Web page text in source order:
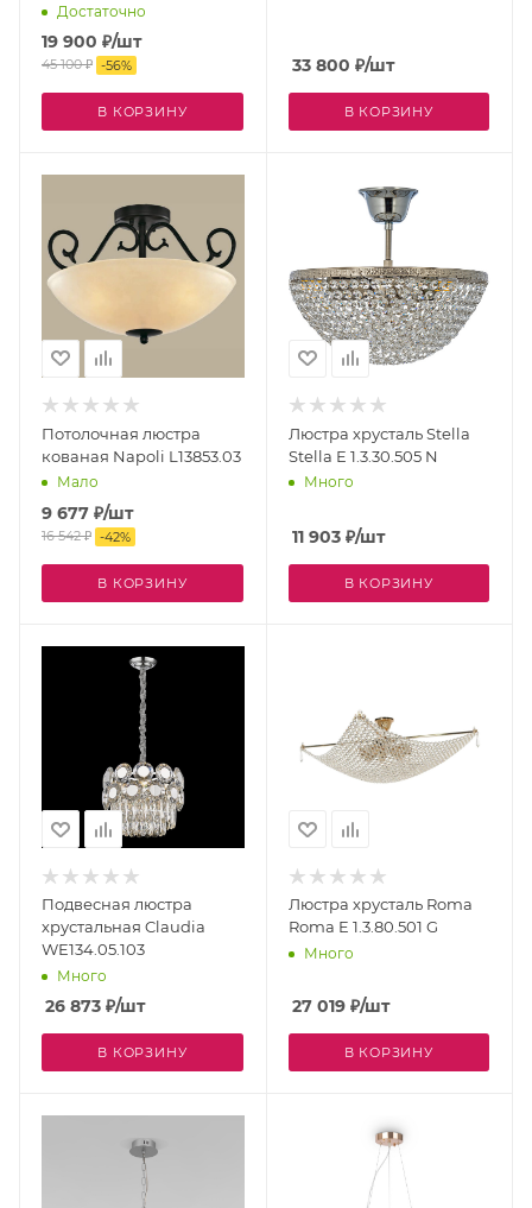
Достаточно
19 900 ₽/шт
45 100₽ -56%
В КОРЗИНУ
33 800 ₽/шт
В КОРЗИНУ
Потолочная люстра
кованая Napoli L13853.03
Мало
9 677 ₽/шт
16 542₽ -42%
В КОРЗИНУ
Люстра хрусталь Stella
Stella E 1.3.30.505 N
Много
11 903₽/шт
В КОРЗИНУ
Подвесная люстра
хрустальная Claudia
WE134.05.103
Много
26 873 ₽/шт
В КОРЗИНУ
Люстра хрусталь Roma
Roma E 1.3.80.501 G
Много
27 019₽/шт
В КОРЗИНУ